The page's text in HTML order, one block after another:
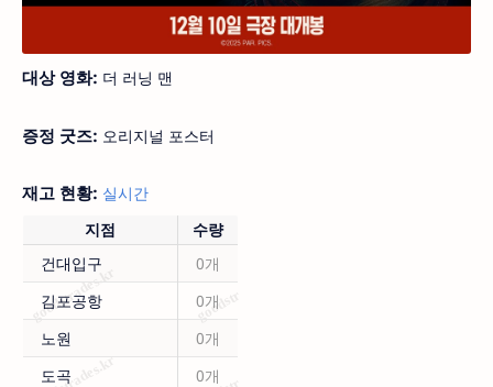
대상 영화: 더 러닝 맨
증정 굿즈: 오리지널 포스터
재고 현황: 실시간
지점
수량
건대입구
0개
김포공항
0개
노원
0개
도곡
0개